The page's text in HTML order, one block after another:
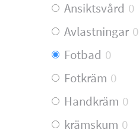
Ansiktsvård 0
Avlastningar 0
Fotbad 0
Fotkräm 0
Handkräm 0
krämskum 0